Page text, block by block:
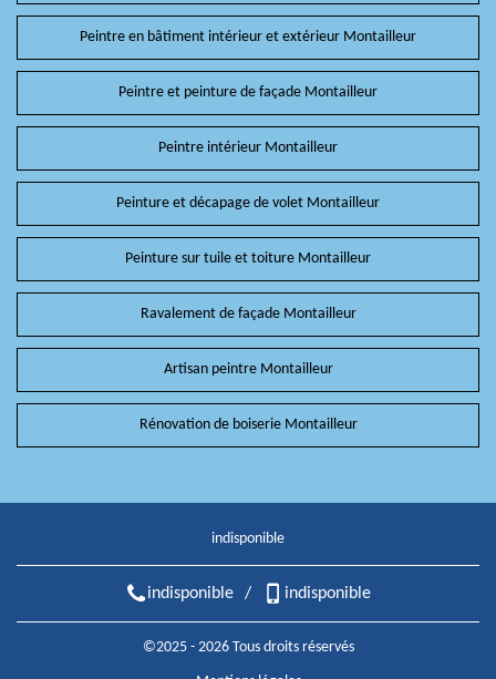
Peintre en bâtiment intérieur et extérieur Montailleur
Peintre et peinture de façade Montailleur
Peintre intérieur Montailleur
Peinture et décapage de volet Montailleur
Peinture sur tuile et toiture Montailleur
Ravalement de façade Montailleur
Artisan peintre Montailleur
Rénovation de boiserie Montailleur
indisponible
indisponible / indisponible
©2025 - 2026 Tous droits réservés